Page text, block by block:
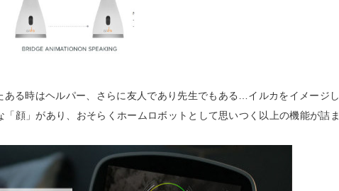
ある時はヘルパー、さらに友人であり先生でもある…イルカをイメージし
顔」があり、おそらくホームロボットとして思いつく以上の機能が詰ま